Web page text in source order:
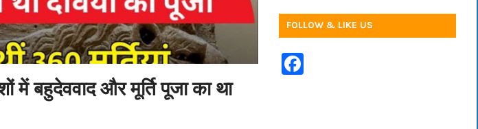
बहुदेववाद और मूर्ति पूजा का था
FOLLOW & LIKE US
F